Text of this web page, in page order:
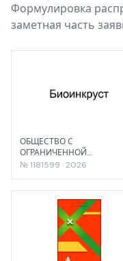
Формулировка
заметная часть
ОБЩЕСТВО С
ОГРАНИЧЕННОЙ
ОТВЕТСТВЕННОСТЬЮ
№ 1181599 · 2026